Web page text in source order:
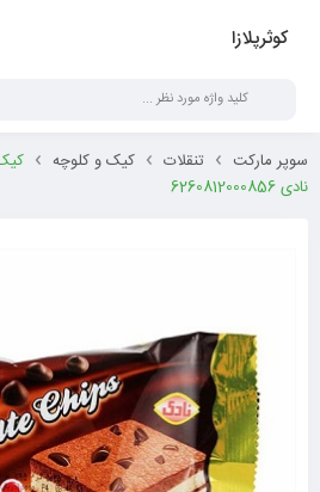
کوثرپلازا
سوپر مارکت تنقلات کیک و کلوچه
نادی 6260812000856